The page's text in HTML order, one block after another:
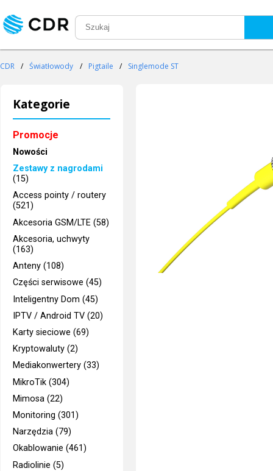
CDR / Światłowody / Pigtaile / Singlemode ST
Kategorie
Promocje
Nowości
Zestawy z nagrodami
(15)
Access pointy / routery
(521)
Akcesoria GSM/LTE (58)
Akcesoria, uchwyty
(163)
Anteny (108)
Części serwisowe (45)
Inteligentny Dom (45)
IPTV / Android TV (20)
Karty sieciowe (69)
Kryptowaluty (2)
Mediakonwertery (33)
MikroTik (304)
Mimosa (22)
Monitoring (301)
Narzędzia (79)
Okablowanie (461)
Radiolinie (5)